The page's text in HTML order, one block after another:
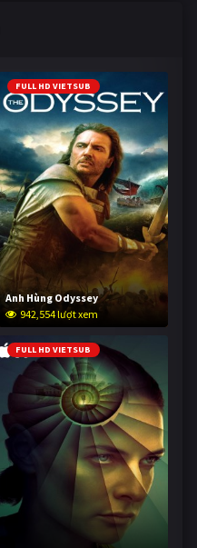
FULL HD VIETSUB
Anh Hùng Odyssey
942,554 lượt xem
FULL HD VIETSUB